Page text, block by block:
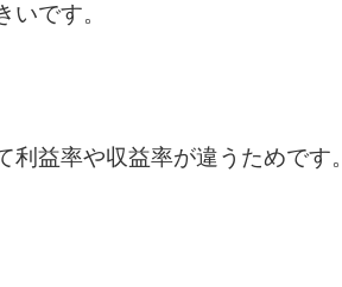
いです。
利益率や収益率が違うためです。